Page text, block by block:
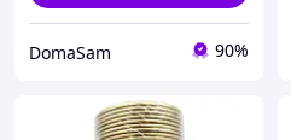
DomaSam 90%